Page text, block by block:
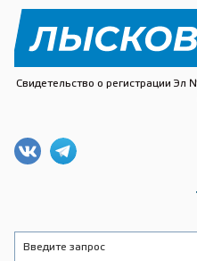
Свидетельство о регистрации